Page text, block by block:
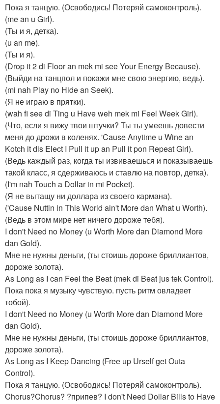
Пока я танцую. (Освободись! Потеряй самоконтроль).
(me an u Girl).
(Ты и я, детка).
(u an me).
(Ты и я).
(Drop it 2 di Floor an mek mi see Your Energy Because).
(Выйди на танцпол и покажи мне свою энергию, ведь).
(mi nah Play no Hide an Seek).
(Я не играю в прятки).
(wah fi see di Ting u Have weh mek mi Feel Week Girl).
(Что, если я вижу твои штучки? Ты ты умеешь довести
меня до дрожи в коленях. 'Cause Anytime u Wine an
Kotch it dis Elect I Pull it up an Pull it pon Repeat Girl).
(Ведь каждый раз, когда ты извиваешься и показываешь
такой класс, я сдерживаюсь и ставлю на повтор, детка).
(I'm nah Touch a Dollar in mi Pocket).
(Я не вытащу ни доллара из своего кармана).
('Cause Nuttin in This World ain't More dan What u Worth).
(Ведь в этом мире нет ничего дороже тебя).
I don't Need no Money (u Worth More dan Diamond More
dan Gold).
Мне не нужны деньги, (ты стоишь дороже бриллиантов,
дороже золота).
As Long as I can Feel the Beat (mek di Beat jus tek Control).
Пока пока я музыку чувствую. пусть ритм овладеет
тобой).
I don't Need no Money (u Worth More dan Diamond More
dan Gold).
Мне не нужны деньги, (ты стоишь дороже бриллиантов,
дороже золота).
As Long as I Keep Dancing (Free up Urself get Outa
Control).
Пока я танцую. (Освободись! Потеряй самоконтроль).
Chorus?Chorus? ?припев? I don't Need Dollar Bills to Have